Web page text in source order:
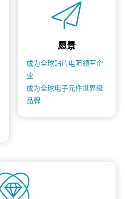
愿景
成为全球贴片电阻领军企
业
成为全球电子元件世界级
品牌